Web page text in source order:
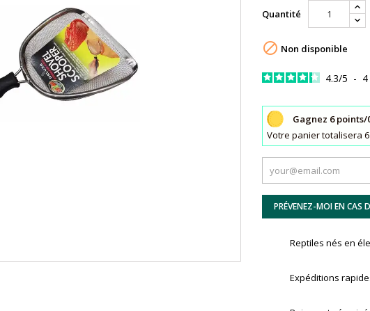
Quantité
 Non disponible
4.3/5 - 4
Gagnez 6
Votre panier totalisera
PRÉVENEZ-MOI EN CAS
Reptiles nés en
Expéditions